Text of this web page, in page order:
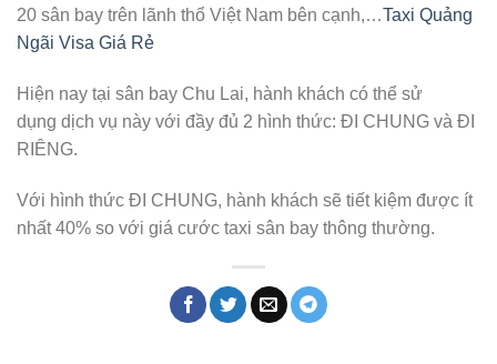
20 sân bay trên lãnh thổ Việt Nam bên cạnh,…Taxi Quảng
Ngãi Visa Giá Rẻ
Hiện nay tại sân bay Chu Lai, hành khách có thể sử
dụng dịch vụ này với đầy đủ 2 hình thức: ĐI CHUNG và ĐI
RIÊNG.
Với hình thức ĐI CHUNG, hành khách sẽ tiết kiệm được ít
nhất 40% so với giá cước taxi sân bay thông thường.